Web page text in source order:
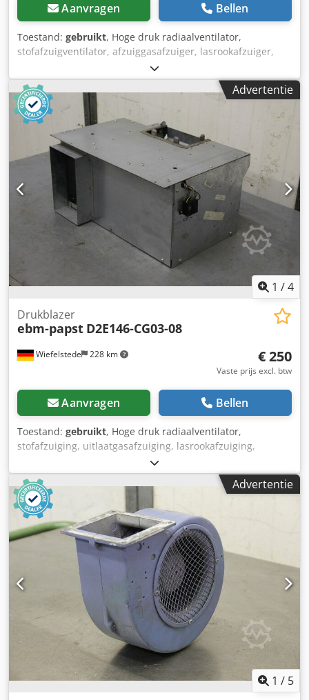
Aanvragen Bellen
Toestand: gebruikt, Hoge druk radiaalventilator,
stofafzuigventilator, afzuiggasafzuiger, lasrookafzuiger,
afzuigventilator, drukventilator, vacuümventilator,
ventilatieventilator -Motorvermogen: 0,62 kW -Volume
opbrengst: ca. 45 m3 / min -Aansluiting luchtkanaal: 285 x
140 mm -Aantal: 2x ventilatoren beschikbaar -Prijs per stuk
Dodpfxsdwlp To Ackekr -Afmetingen: 390/340 / H340 mm -
Gewicht: 15 kg
Advertentie
1 /4
Wiefelstede 228 km
Drukblazer
ebm-papst D2E146-CG03-08
€ 250
Vaste prijs excl. btw
Aanvragen Bellen
Toestand: gebruikt, Hoge druk radiaalventilator,
stofafzuiging, uitlaatgasafzuiging, lasrookafzuiging,
afzuigventilator, drukventilator, vacuümventilator,
ventilatieventilator -Motorvermogen: 0,29 kW -Snelheid:
1800 rpm -Volume-uitgang: onbekend -Aansluiting
luchtkanaal: 164 x 95 mm -Maten: 465/325/H230 mm
Dsdpfx Aed Ep Upsckjkr -gewicht: 11 kg
Advertentie
1 / 5